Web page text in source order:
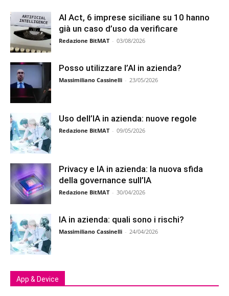
AI Act, 6 imprese siciliane su 10 hanno
già un caso d’uso da verificare
Redazione BitMAT - 03/08/2026
Posso utilizzare l’AI in azienda?
Massimiliano Cassinelli - 23/05/2026
Uso dell’IA in azienda: nuove regole
Redazione BitMAT - 09/05/2026
Privacy e IA in azienda: la nuova sfida
della governance sull’IA
Redazione BitMAT - 30/04/2026
IA in azienda: quali sono i rischi?
Massimiliano Cassinelli - 24/04/2026
App & Device